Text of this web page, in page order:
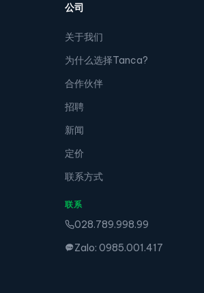
公司
关于我们
为什么选择Tanca?
合作伙伴
招聘
新闻
定价
联系方式
联系
028.789.998.99
Zalo: 0985.001.417